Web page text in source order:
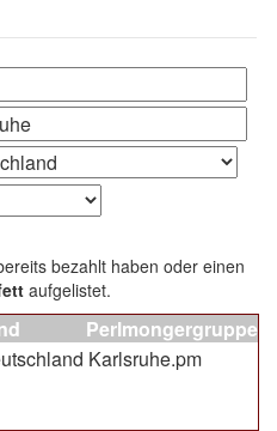
bezahlt haben oder einen
aufgelistet.
Perlmongergruppe
Karlsruhe.pm